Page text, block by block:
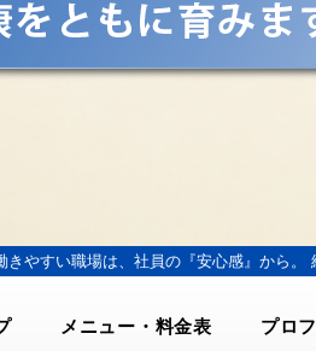
きやすい職場は、社員の『安心感』から。
メニュー・料金表 プロ